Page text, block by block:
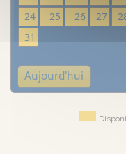
24
25 26 27
31
Aujourd'hui